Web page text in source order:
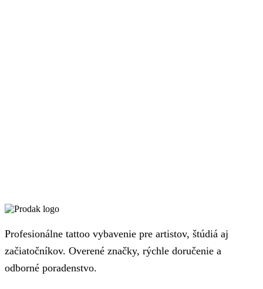
Profesionálne tattoo vybavenie pre artistov, štúdiá aj
začiatočníkov. Overené značky, rýchle doručenie a
odborné poradenstvo.